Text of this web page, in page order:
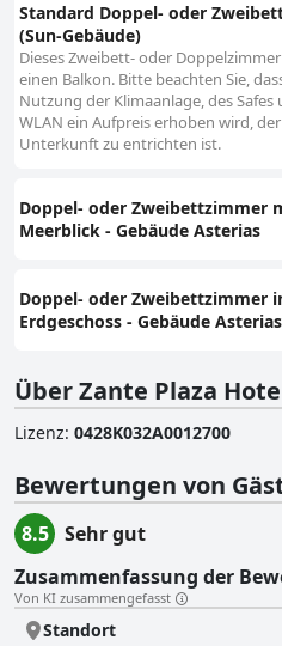
Standard Doppel- oder
(Sun-Gebäude)
Dieses Zweibett- oder
einen Balkon. Bitte beachten Sie,
Nutzung der Klimaanlage, des Safes
WLAN ein Aufpreis erhoben wird,
Unterkunft zu entrichten ist.
Doppel- oder Zweibettzimmer
Meerblick - Gebäude Asterias
Doppel- oder Zweibettzimmer
Erdgeschoss - Gebäude Asterias
Über Zante Plaza
Lizenz: 0428Κ032Α0012700
Bewertungen von
8.5
Sehr gut
Zusammenfassung der
Von KI zusammengefasst
Standort